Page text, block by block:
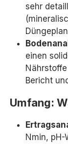
sehr
einen
Bericht
Umfang:
Nmin, pH-